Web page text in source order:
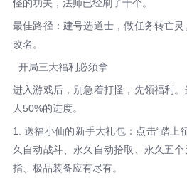
怪的功夫，法师已经刷了十个。
最佳路径：建号选道士，做任务转亡
改名。
开局三大福利必须拿
进入游戏后，别急着打怪，先领福利
人50%的进度。
1. 送福小仙的新手大礼包：点击“踏上
久自动战斗、永久自动拾取、永久五
指、极品装备应有尽有。